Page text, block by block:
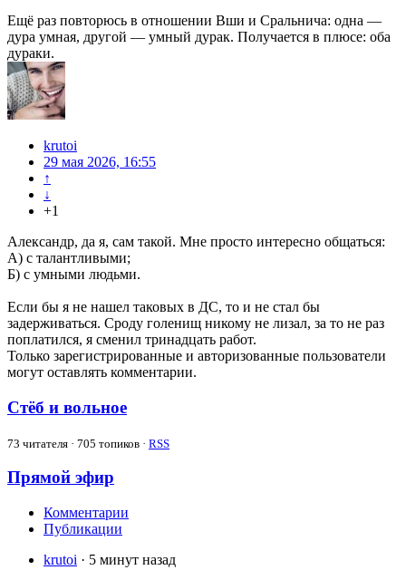
Ещё раз повторюсь в отношении Вши и Сральнича: одна —
дура умная, другой — умный дурак. Получается в плюсе: оба
дураки.
krutoi
29 мая 2026, 16:55
↑
↓
+1
Александр, да я, сам такой. Мне просто интересно общаться:
А) с талантливыми;
Б) с умными людьми.
Если бы я не нашел таковых в ДС, то и не стал бы
задерживаться. Сроду голенищ никому не лизал, за то не раз
поплатился, я сменил тринадцать работ.
Только зарегистрированные и авторизованные пользователи
могут оставлять комментарии.
Стёб и вольное
73 читателя · 705 топиков · RSS
Прямой эфир
Комментарии
Публикации
krutoi · 5 минут назад